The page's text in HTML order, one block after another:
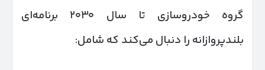
گروه خودروسازی تا سال ۲۰۳۰ برنامه‌ای
بلندپروازانه را دنبال می‌کند که شامل: